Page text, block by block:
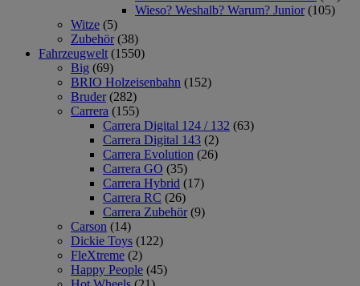
Wieso? Weshalb? Warum? Junior (105)
Witze (5)
Zubehör (38)
Fahrzeugwelt (1550)
Big (69)
BRIO Holzeisenbahn (152)
Bruder (282)
Carrera (155)
Carrera Digital 124 / 132 (63)
Carrera Digital 143 (2)
Carrera Evolution (26)
Carrera GO (35)
Carrera Hybrid (17)
Carrera RC (26)
Carrera Zubehör (9)
Carson (14)
Dickie Toys (122)
FleXtreme (2)
Happy People (45)